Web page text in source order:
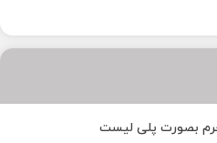
بصورت پلی لیست